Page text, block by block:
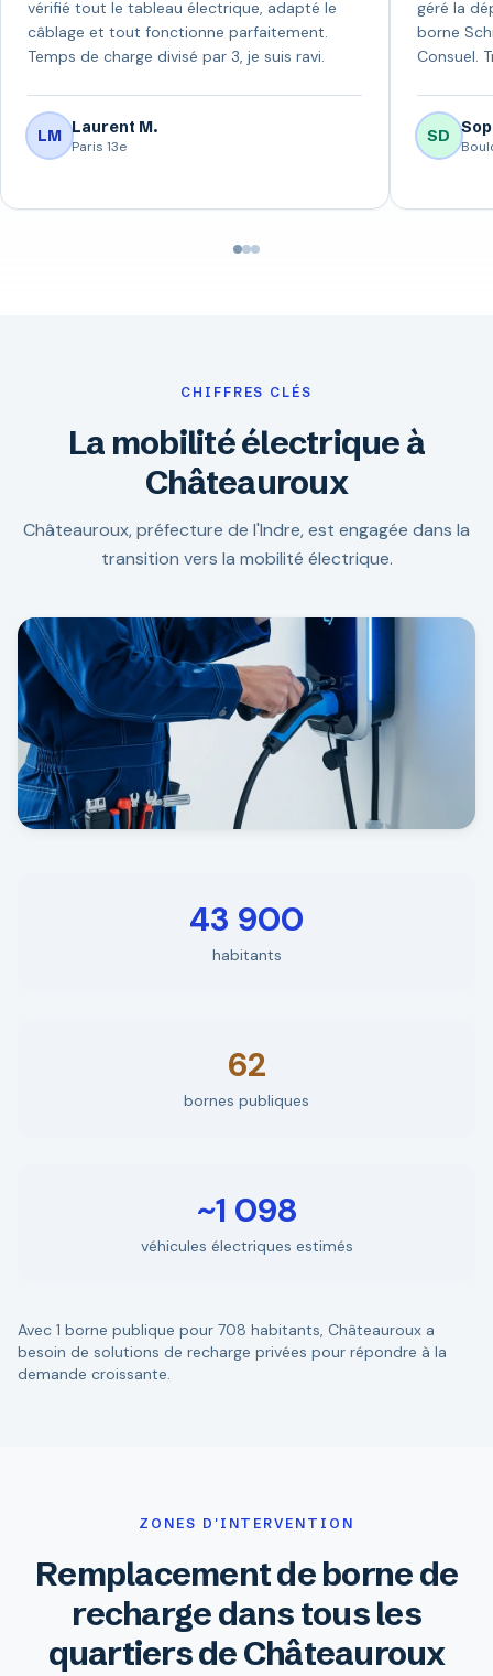
vérifié tout le tableau électrique, adapté le
câblage et tout fonctionne parfaitement.
Temps de charge divisé par 3, je suis ravi.
LM Laurent M.
Paris 13e
géré la
borne
Consuel.
SD
CHIFFRES CLÉS
La mobilité électrique à
Châteauroux
Châteauroux, préfecture de l'Indre, est engagée dans la
transition vers la mobilité électrique.
43 900
habitants
62
bornes publiques
~1 098
véhicules électriques estimés
Avec 1 borne publique pour 708 habitants, Châteauroux a
besoin de solutions de recharge privées pour répondre à la
demande croissante.
ZONES D'INTERVENTION
Remplacement de borne de
recharge dans tous les
quartiers de Châteauroux